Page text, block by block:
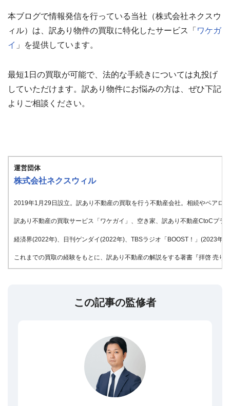
本ブログで情報発信を行っている当社（株式会社ネクスウ
ィル）は、訳あり物件の買取に特化したサービス「 ワケガ
イ 」を提供しています。
最短1日の買取が可能で、法的な手続きについては丸投げ
していただけます。訳あり物件にお悩みの方は、ぜひ下記
よりご相談ください。
運営団体
株式会社ネクスウィル
2019年1月29日設立。訳あり不動産の買取を行う不動産会社。相続やペアロ
訳あり不動産の買取サービス「ワケガイ」、空き家、訳あり不動産CtoCプラ
経済界(2022年)、日刊ゲンダイ(2022年)、TBSラジオ「BOOST！」(2023年
これまでの買取の経験をもとに、訳あり不動産の解説をする著書『拝啓 売
この記事の監修者